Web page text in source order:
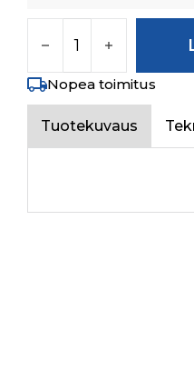
Nopea toimitus
Tuotekuvaus